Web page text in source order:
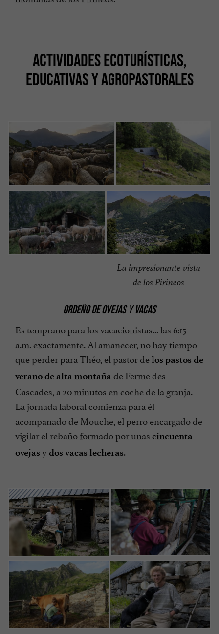
ACTIVIDADES ECOTURÍSTICAS,
EDUCATIVAS Y AGROPASTORALES
La impresionante vista
de los Pirineos
ORDEÑO DE OVEJAS Y VACAS
Es temprano para los vacacionistas... las 6:15
a.m. exactamente. Al amanecer, no hay tiempo
que perder para Théo, el pastor delos pastos de
verano de alta montaña de Ferme des
Cascades, a 20 minutos en coche de la granja.
La jornada laboral comienza para él
acompañado de Mouche, el perro encargado de
vigilar el rebaño formado por unas cincuenta
ovejas y dos vacas lecheras.